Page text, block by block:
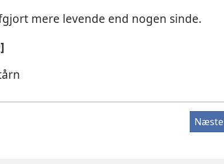
mere levende end nogen sinde.
Næste